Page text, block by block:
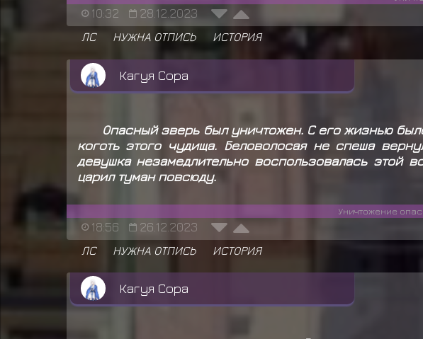
10:32 28.12.2023
ЛС НУЖНА ОТПИСЬ ИСТОРИЯ
Кагуя Сора
Опасный зверь был уничтожен. С его жизнью
коготь этого чудища. Беловолосая не спеша
девушка незамедлительно воспользовалась этой
царил туман повсюду.
Уничтожение
18:56 26.12.2023
ЛС НУЖНА ОТПИСЬ ИСТОРИЯ
Кагуя Сора